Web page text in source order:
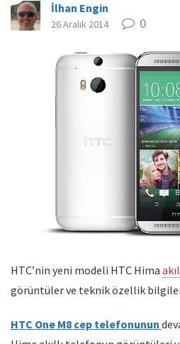
İlhan Engin
26 Aralık 2014 0
HTC’nin yeni modeli HTC Hima
görüntüler ve teknik özellik bilgileri
HTC One M8 cep telefonunun